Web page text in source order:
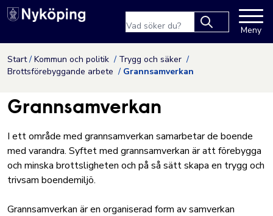
Hoppa till innehåll
Nyköpings kommuns
results.
Meny
Start Kommun och politik
Trygg och säker
Brottsförebyggande arbete
Grannsamverkan
Grannsamverkan
I ett område med grannsamverkan samarbetar de boende
med varandra. Syftet med grannsamverkan är att förebygga
och minska brottsligheten och på så sätt skapa en trygg och
trivsam boendemiljö.
Grannsamverkan är en organiserad form av samverkan